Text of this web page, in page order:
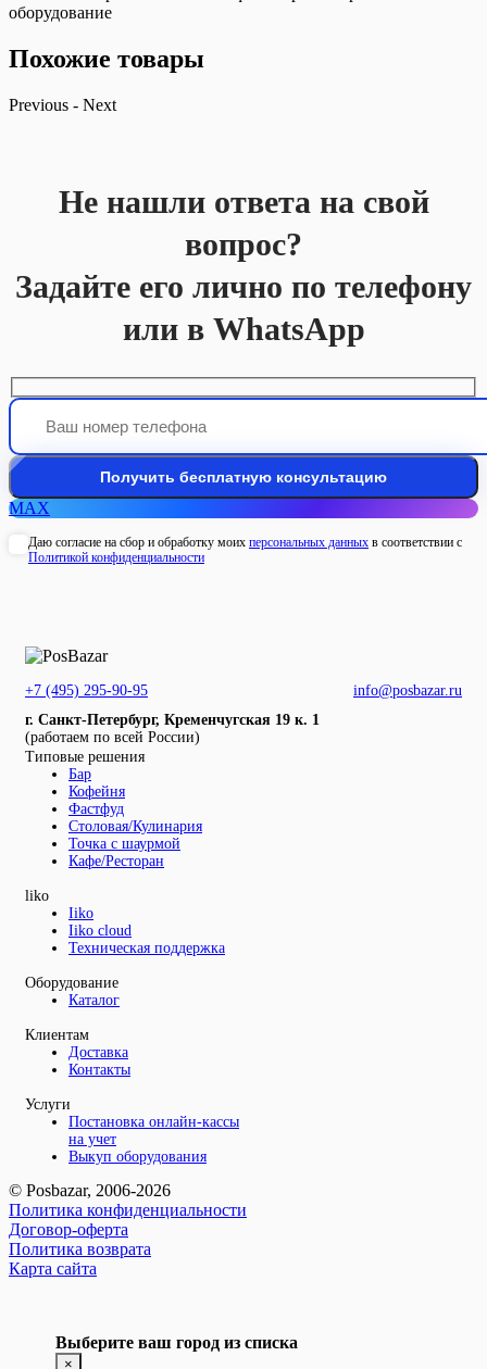
оборудование
Похожие товары
Previous - Next
Не нашли ответа на свой
вопрос?
Задайте его лично по телефону
или в WhatsApp
MAX
Даю согласие на сбор и обработку моих персональных данных в соответствии с
Политикой конфиденциальности
+7 (495) 295-90-95
info@posbazar.ru
г. Санкт-Петербург, Кременчугская 19 к. 1
(работаем по всей России)
Типовые решения
Бар
Кофейня
Фастфуд
Столовая/Кулинария
Точка с шаурмой
Кафе/Ресторан
liko
Iiko
Iiko cloud
Техническая поддержка
Оборудование
Каталог
Клиентам
Доставка
Контакты
Услуги
Постановка онлайн-кассы
на учет
Выкуп оборудования
© Posbazar, 2006-2026
Политика конфиденциальности
Договор-оферта
Политика возврата
Карта сайта
Выберите ваш город из списка
×